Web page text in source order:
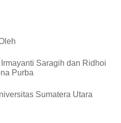
Saragih dan Ridhoi
Purba
Sumatera Utara